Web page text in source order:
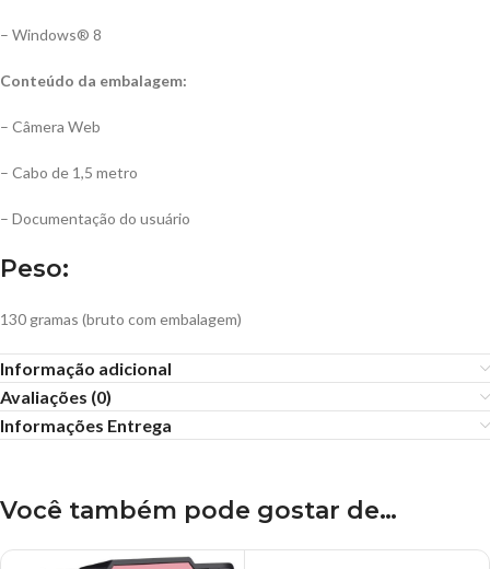
– Windows® 8
Conteúdo da embalagem:
– Câmera Web
– Cabo de 1,5 metro
– Documentação do usuário
Peso:
130 gramas (bruto com embalagem)
Informação adicional
Avaliações (0)
Informações Entrega
Você também pode gostar de…